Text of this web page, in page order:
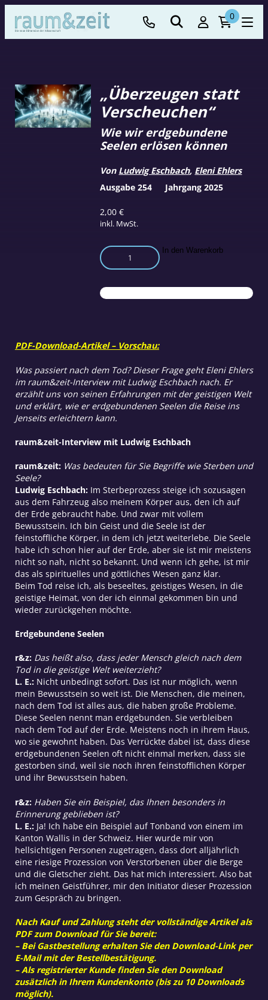
0
„Überzeugen statt
Verscheuchen“
2,00€
inkl. MwSt.
Wie wir erdgebundene
Seelen erlösen können
Von Ludwig Eschbach, Eleni Ehlers
„Überzeugen
statt
Menge
In den Warenkorb
Ausgabe 254 Jahrgang 2025
PDF-Download-Artikel – Vorschau:
Was passiert nach dem Tod? Dieser Frage geht Eleni Ehlers
im raum&zeit-Interview mit Ludwig Eschbach nach. Er
erzählt uns von seinen Erfahrungen mit der geistigen Welt
und erklärt, wie er erdgebundenen Seelen die Reise ins
Jenseits erleichtern kann.
raum&zeit-Interview mit Ludwig Eschbach
raum&zeit: Was bedeuten für Sie Begriffe wie Sterben und
Seele?
Ludwig Eschbach:Im Sterbeprozess steige ich sozusagen
aus dem Fahrzeug also meinem Körper aus, den ich auf
der Erde gebraucht habe. Und zwar mit vollem
Bewusstsein. Ich bin Geist und die Seele ist der
feinstoffliche Körper, in dem ich jetzt weiterlebe. Die Seele
habe ich schon hier auf der Erde, aber sie ist mir meistens
nicht so nah, nicht so bekannt. Und wenn ich gehe, ist mir
das als spirituelles und göttliches Wesen ganz klar.
Beim Tod reise ich, als beseeltes, geistiges Wesen, in die
geistige Heimat, von der ich einmal gekommen bin und
wieder zurückgehen möchte.
Erdgebundene Seelen
r&z: Das heißt also, dass jeder Mensch gleich nach dem
Tod in die geistige Welt weiterzieht?
L. E.:Nicht unbedingt sofort. Das ist nur möglich, wenn
mein Bewusstsein so weit ist. Die Menschen, die meinen,
nach dem Tod ist alles aus, die haben große Probleme.
Diese Seelen nennt man erdgebunden. Sie verbleiben
nach dem Tod auf der Erde. Meistens noch in ihrem Haus,
wo sie gewohnt haben. Das Verrückte dabei ist, dass diese
erdgebundenen Seelen oft nicht einmal merken, dass sie
gestorben sind, weil sie noch ihren feinstofflichen Körper
und ihr Bewusstsein haben.
r&z: Haben Sie ein Beispiel, das Ihnen besonders in
Erinnerung geblieben ist?
L. E.:Ja! Ich habe ein Beispiel auf Tonband von einem im
Kanton Wallis in der Schweiz. Hier wurde mir von
hellsichtigen Personen zugetragen, dass dort alljährlich
eine riesige Prozession von Verstorbenen über die Berge
und die Gletscher zieht. Das hat mich interessiert. Also bat
ich meinen Geistführer, mir den Initiator dieser Prozession
zum Gespräch zu bringen.
Nach Kauf und Zahlung steht der vollständige Artikel als
PDF zum Download für Sie bereit:
– Bei Gastbestellung erhalten Sie den Download-Link per
E-Mail mit der Bestellbestätigung.
– Als registrierter Kunde finden Sie den Download
zusätzlich in Ihrem Kundenkonto (bis zu 10 Downloads
möglich).